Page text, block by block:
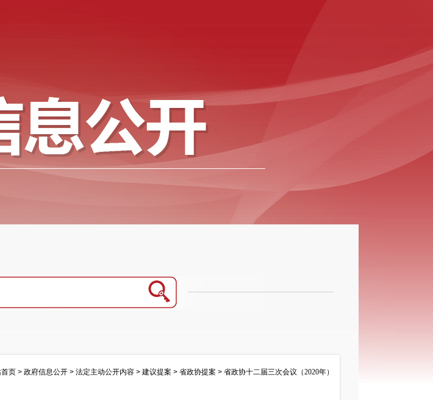
首页 > 政府信息公开 > 法定主动公开内容 > 建议提案 > 省政协提案 > 省政协十二届三次会议（2020年）